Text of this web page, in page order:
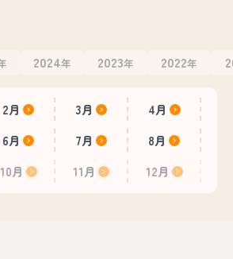
2024年 2023年 2022年
2月 3月
4月
6月 7月
8月
10月 11月 12月